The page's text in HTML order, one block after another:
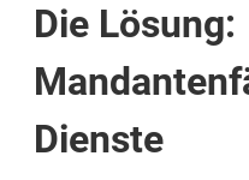
Die Lösung:
Dienste